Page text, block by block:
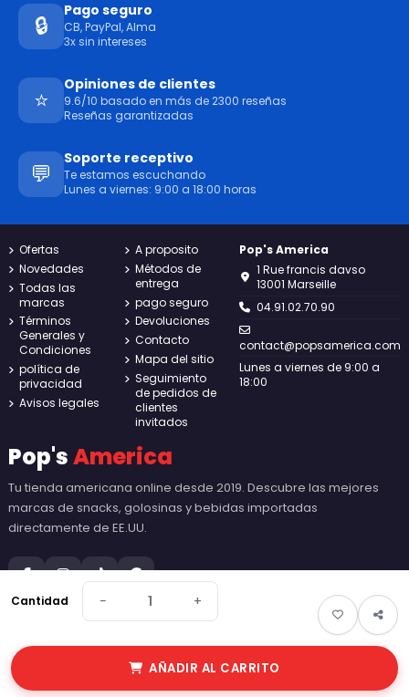
Cantidad − +
AÑADIR AL CARRITO
🔒
Pago seguro
CB, PayPal, Alma
3x sin intereses
⭐
Opiniones de clientes
9.6/10 basado en más de 2300 reseñas
Reseñas garantizadas
💬
Soporte receptivo
Te estamos escuchando
Lunes a viernes: 9:00 a 18:00 horas
Ofertas
Novedades
Todas las
marcas
Términos
Generales y
Condiciones
política de
privacidad
Avisos legales
A proposito
Métodos de
entrega
pago seguro
Devoluciones
Contacto
Mapa del sitio
Seguimiento
de pedidos de
clientes
invitados
Pop's America
1 Rue francis davso
13001 Marseille
04.91.02.70.90
contact@popsamerica.com
Lunes a viernes de 9:00 a
18:00
Pop'sAmerica
Tu tienda americana online desde 2019. Descubre las mejores
marcas de snacks, golosinas y bebidas importadas
directamente de EE.UU.
© 2026 Pop's America. Todos los derechos reservados - Made by
New